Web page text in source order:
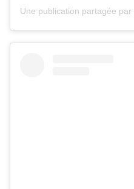
Une publication partagée par